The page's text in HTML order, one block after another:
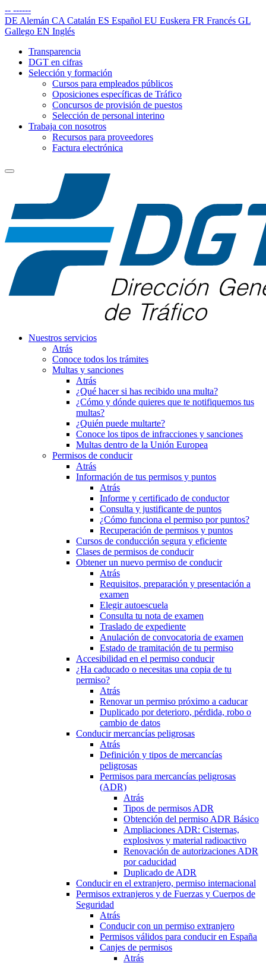
-- ------
DE Alemán CA Catalán ES Español EU Euskera FR Francés GL
Gallego EN Inglés
Transparencia
DGT en cifras
Selección y formación
Cursos para empleados públicos
Oposiciones específicas de Tráfico
Concursos de provisión de puestos
Selección de personal interino
Trabaja con nosotros
Recursos para proveedores
Factura electrónica
Nuestros servicios
Atrás
Conoce todos los trámites
Multas y sanciones
Atrás
¿Qué hacer si has recibido una multa?
¿Cómo y dónde quieres que te notifiquemos tus
multas?
¿Quién puede multarte?
Conoce los tipos de infracciones y sanciones
Multas dentro de la Unión Europea
Permisos de conducir
Atrás
Información de tus permisos y puntos
Atrás
Informe y certificado de conductor
Consulta y justificante de puntos
¿Cómo funciona el permiso por puntos?
Recuperación de permisos y puntos
Cursos de conducción segura y eficiente
Clases de permisos de conducir
Obtener un nuevo permiso de conducir
Atrás
Requisitos, preparación y presentación a
examen
Elegir autoescuela
Consulta tu nota de examen
Traslado de expediente
Anulación de convocatoria de examen
Estado de tramitación de tu permiso
Accesibilidad en el permiso conducir
¿Ha caducado o necesitas una copia de tu
permiso?
Atrás
Renovar un permiso próximo a caducar
Duplicado por deterioro, pérdida, robo o
cambio de datos
Conducir mercancías peligrosas
Atrás
Definición y tipos de mercancías
peligrosas
Permisos para mercancías peligrosas
(ADR)
Atrás
Tipos de permisos ADR
Obtención del permiso ADR Básico
Ampliaciones ADR: Cisternas,
explosivos y material radioactivo
Renovación de autorizaciones ADR
por caducidad
Duplicado de ADR
Conducir en el extranjero, permiso internacional
Permisos extranjeros y de Fuerzas y Cuerpos de
Seguridad
Atrás
Conducir con un permiso extranjero
Permisos válidos para conducir en España
Canjes de permisos
Atrás